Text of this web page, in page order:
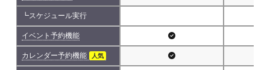
┗スケジュール実行
イベント予約機能
カレンダー予約機能 人気